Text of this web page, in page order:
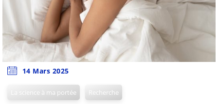
14 Mars 2025
La science à ma portée Recherche